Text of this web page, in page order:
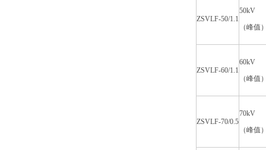
ZSVLF-50/1.1
50kV
（峰值
ZSVLF-60/1.1
60kV
（峰值
ZSVLF-70/0.5
70kV
（峰值